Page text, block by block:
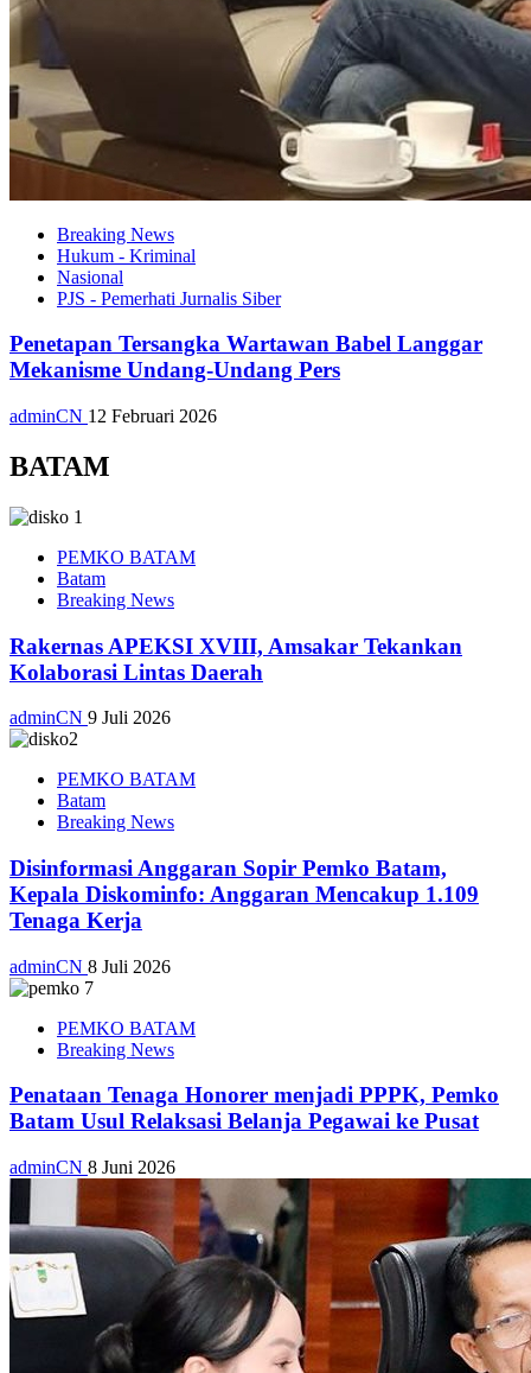
Breaking News
Hukum - Kriminal
Nasional
PJS - Pemerhati Jurnalis Siber
Penetapan Tersangka Wartawan Babel Langgar
Mekanisme Undang-Undang Pers
adminCN 12 Februari 2026
BATAM
PEMKO BATAM
Batam
Breaking News
Rakernas APEKSI XVIII, Amsakar Tekankan
Kolaborasi Lintas Daerah
adminCN 9 Juli 2026
PEMKO BATAM
Batam
Breaking News
Disinformasi Anggaran Sopir Pemko Batam,
Kepala Diskominfo: Anggaran Mencakup 1.109
Tenaga Kerja
adminCN 8 Juli 2026
PEMKO BATAM
Breaking News
Penataan Tenaga Honorer menjadi PPPK, Pemko
Batam Usul Relaksasi Belanja Pegawai ke Pusat
adminCN 8 Juni 2026